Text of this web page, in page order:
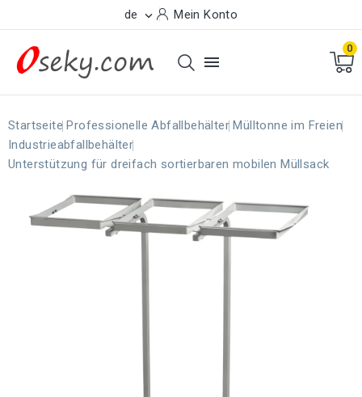
de  Mein Konto

0
Startseite Professionelle Abfallbehälter Mülltonne im Freien
Industrieabfallbehälter
Unterstützung für dreifach sortierbaren mobilen Müllsack